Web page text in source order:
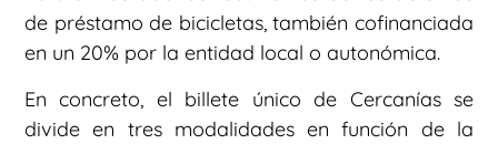
de préstamo de bicicletas, también cofinanciada
en un 20% por la entidad local o autonómica.
En concreto, el billete único de Cercanías se
divide en tres modalidades en función de la